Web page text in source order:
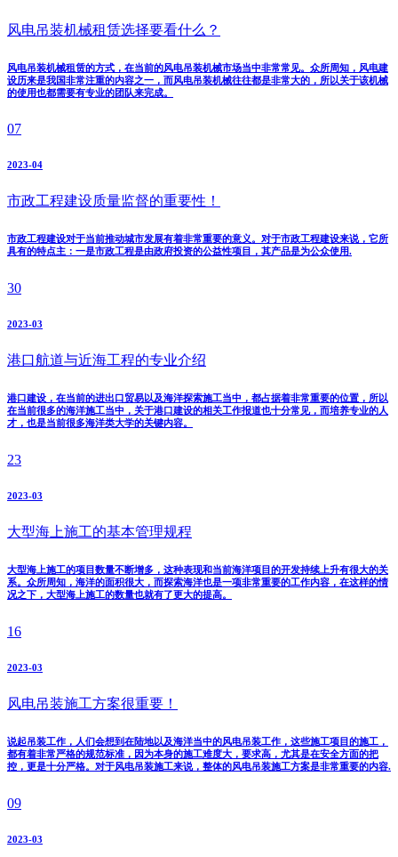
风电吊装机械租赁选择要看什么？
风电吊装机械租赁的方式，在当前的风电吊装机械市场当中非常常见。众所周知，风电建
设历来是我国非常注重的内容之一，而风电吊装机械往往都是非常大的，所以关于该机械
的使用也都需要有专业的团队来完成。
07
2023-04
市政工程建设质量监督的重要性！
市政工程建设对于当前推动城市发展有着非常重要的意义。对于市政工程建设来说，它所
具有的特点主：一是市政工程是由政府投资的公益性项目，其产品是为公众使用.
30
2023-03
港口航道与近海工程的专业介绍
港口建设，在当前的进出口贸易以及海洋探索施工当中，都占据着非常重要的位置，所以
在当前很多的海洋施工当中，关于港口建设的相关工作报道也十分常见，而培养专业的人
才，也是当前很多海洋类大学的关键内容。
23
2023-03
大型海上施工的基本管理规程
大型海上施工的项目数量不断增多，这种表现和当前海洋项目的开发持续上升有很大的关
系。众所周知，海洋的面积很大，而探索海洋也是一项非常重要的工作内容，在这样的情
况之下，大型海上施工的数量也就有了更大的提高。
16
2023-03
风电吊装施工方案很重要！
说起吊装工作，人们会想到在陆地以及海洋当中的风电吊装工作，这些施工项目的施工，
都有着非常严格的规范标准，因为本身的施工难度大，要求高，尤其是在安全方面的把
控，更是十分严格。对于风电吊装施工来说，整体的风电吊装施工方案是非常重要的内容.
09
2023-03